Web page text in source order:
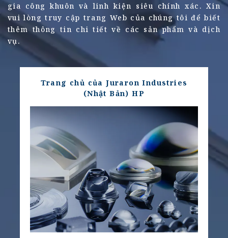
gia công khuôn và linh kiện siêu chính xác. Xin
vui lòng truy cập trang Web của chúng tôi để biết
thêm thông tin chi tiết về các sản phẩm và dịch
vụ.
Trang chủ của Juraron Industries
(Nhật Bản) HP